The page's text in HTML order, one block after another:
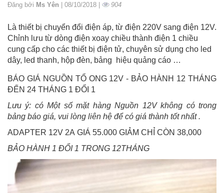
Đăng bởi Ms Yên | 08/10/2018 | 904
Là thiết bị chuyển đổi điện áp, từ điện 220V sang điện 12V.
Chỉnh lưu từ dòng điện xoay chiều thành điện 1 chiều
cung cấp cho các thiết bị điện tử, chuyên sử dụng cho led
dây, led thanh, hộp đèn, bảng hiệu quảng cáo …
BÁO GIÁ NGUỒN TỔ ONG 12V - BẢO HÀNH 12 THÁNG
ĐẾN 24 THÁNG 1 ĐỔI 1
Lưu ý: có Một số mặt hàng Nguồn 12V không có trong
bảng báo giá, vui lòng liên hệ để có giá thành tốt nhất .
ADAPTER 12V 2A GIÁ 55.000 GIẢM CHỈ CÒN 38,000
BẢO HÀNH 1 ĐỔI 1 TRONG 12THÁNG